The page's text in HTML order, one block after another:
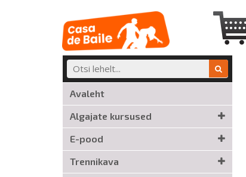
Avaleht
Algajate kursused
E-pood
Trennikava